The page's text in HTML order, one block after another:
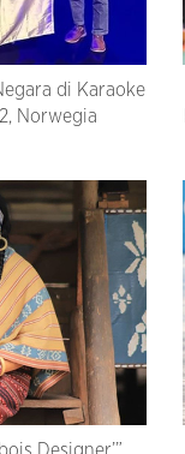
di Karaoke
Norwegia
Designer’”